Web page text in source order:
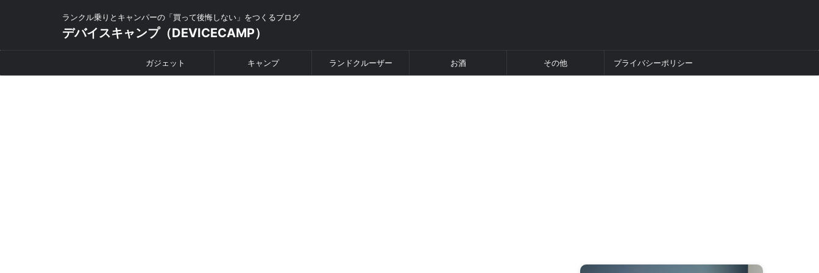
ランクル乗りとキャンパーの「買って後悔しない」をつくるブログ
デバイスキャンプ（DEVICECAMP）
ガジェット キャンプ ランドクルーザー お酒 その他 プライバシーポリシー